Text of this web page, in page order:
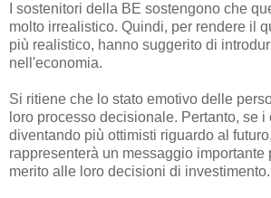
I sostenitori della BE sostengono che
molto irrealistico. Quindi, per rendere il
più realistico, hanno suggerito di
nell'economia.
Si ritiene che lo stato emotivo delle
loro processo decisionale. Pertanto, se
diventando più ottimisti riguardo al
rappresenterà un messaggio importante
merito alle loro decisioni di investimento.